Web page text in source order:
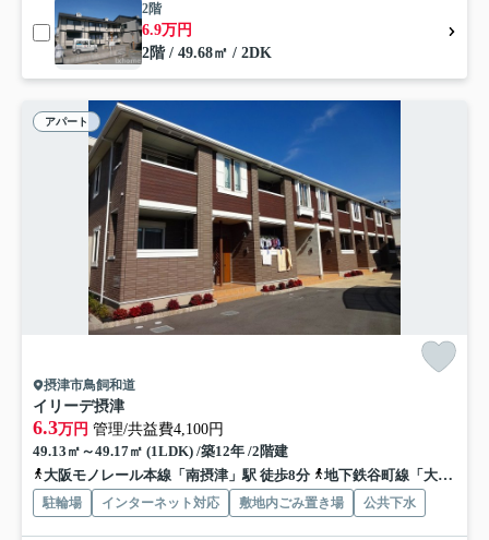
2階
6.9万円
2階 / 49.68㎡ / 2DK
アパート
摂津市鳥飼和道
イリーデ摂津
6.3万円 管理/共益費4,100円
49.13㎡～49.17㎡ (1LDK) /築12年 /2階建
大阪モノレール本線「南摂津」駅 徒歩8分
地下鉄谷町線「大日」駅 徒歩25分
駐輪場 インターネット対応 敷地内ごみ置き場 公共下水